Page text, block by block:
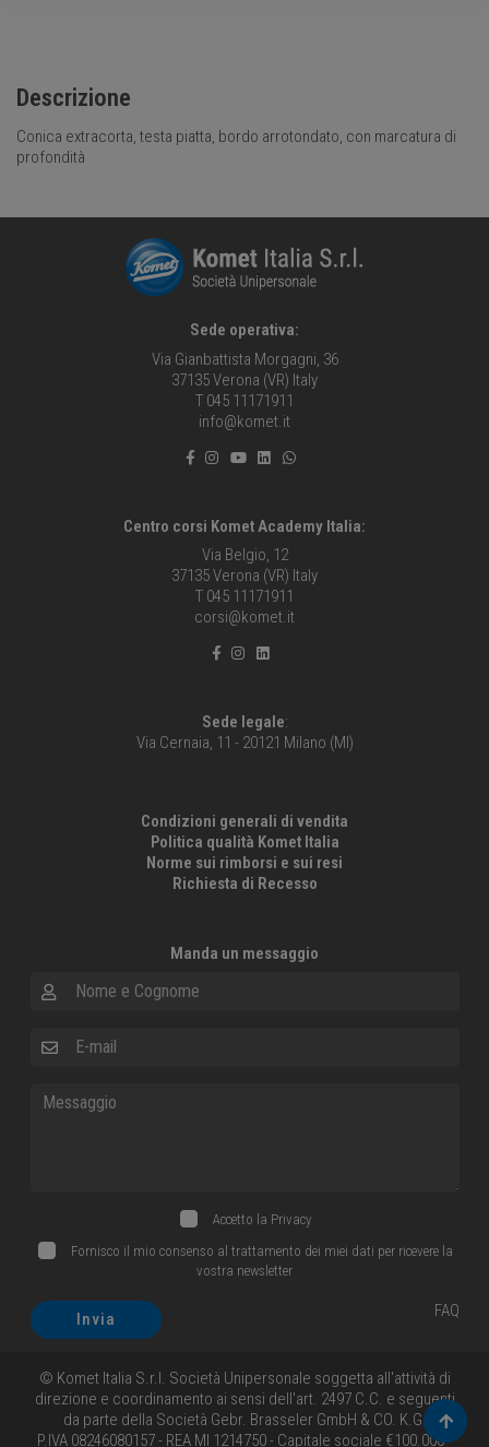
Descrizione
Conica extracorta, testa piatta, bordo arrotondato, con marcatura di
profondità
Sede operativa:
Via Gianbattista Morgagni, 36
37135 Verona (VR) Italy
T 045 11171911
info@komet.it
Centro corsi Komet Academy Italia:
Via Belgio, 12
37135 Verona (VR) Italy
T 045 11171911
corsi@komet.it
Sede legale:
Via Cernaia, 11 - 20121 Milano (MI)
Condizioni generali di vendita
Politica qualità Komet Italia
Norme sui rimborsi e sui resi
Richiesta di Recesso
Manda un messaggio
Accetto la Privacy
Fornisco il mio consenso al trattamento dei miei dati per ricevere la
vostra newsletter
Invia FAQ
© Komet Italia S.r.l. Società Unipersonale soggetta all'attività di
direzione e coordinamento ai sensi dell'art. 2497 C.C. e seguenti
da parte della Società Gebr. Brasseler GmbH & CO. K.G.
P.IVA 08246080157 - REA MI 1214750 - Capitale sociale €100.000 -
Torna